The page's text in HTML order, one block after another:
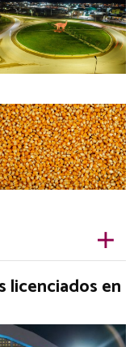
licenciados en